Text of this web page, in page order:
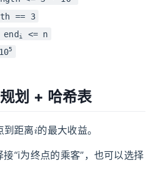
== 3
endi
<= n
5
划 + 哈希表
距离 的最大收益。
接“i为终点的乘客”，也可以选择